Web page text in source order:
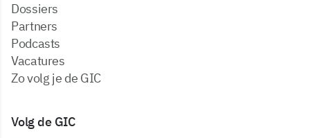
dossiers
partners
podcasts
vacatures
zo volg je de GIC
Volg de GIC